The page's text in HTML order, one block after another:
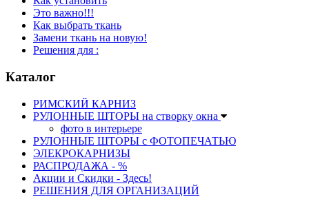
Это важно!!!
Как выбрать ткань
Замени ткань на новую!
Решения для :
Каталог
РИМСКИЙ КАРНИЗ
РУЛОННЫЕ ШТОРЫ на створку окна
фото в интерьере
РУЛОННЫЕ ШТОРЫ с ФОТОПЕЧАТЬЮ
ЭЛЕКРОКАРНИЗЫ
РАСПРОДАЖА - %
Акции и Скидки - Здесь!
РЕШЕНИЯ ДЛЯ ОРГАНИЗАЦИЙ